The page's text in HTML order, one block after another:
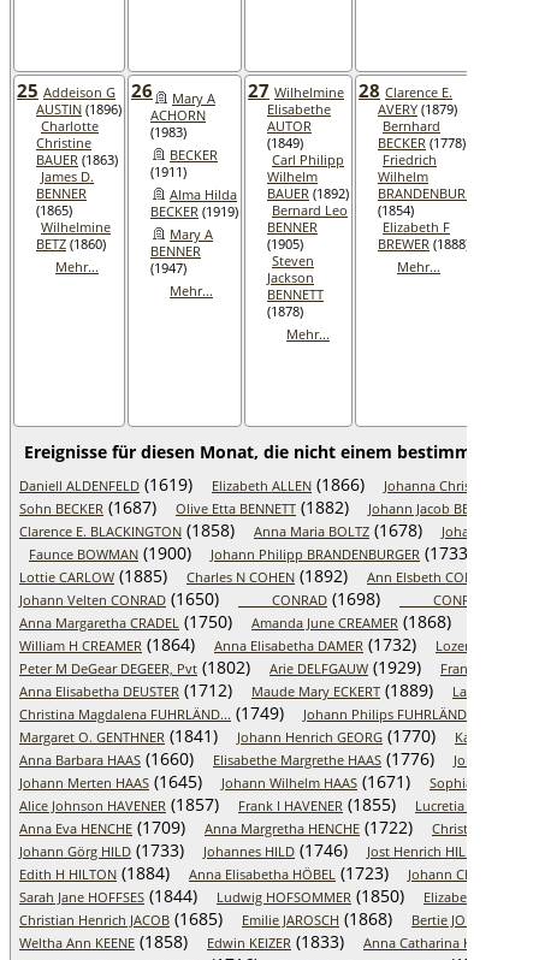
25 Addeison G
AUSTIN (1896)
Charlotte
Christine
BAUER (1863)
James D.
BENNER
(1865)
Wilhelmine
BETZ (1860)
Mehr...
26
Mary A
ACHORN
(1983)
BECKER
(1911)
Alma Hilda
BECKER (1919)
Mary A
BENNER
(1947)
Mehr...
27 Wilhelmine
Elisabethe
AUTOR
(1849)
Carl Philipp
Wilhelm
BAUER (1892)
Bernard Leo
BENNER
(1905)
Steven
Jackson
BENNETT
(1878)
Mehr...
28 Clarence E.
AVERY (1879)
Bernhard
BECKER (1778)
Friedrich
Wilhelm
BRANDENBUR...
(1854)
Elizabeth F
BREWER (1888)
Mehr...
Ereignisse für diesen Monat, die nicht einem bestimmten
Daniell ALDENFELD (1619) Elizabeth ALLEN (1866)
Johanna Christiana
Sohn BECKER (1687) Olive Etta BENNETT (1882) Johann Jacob BETZ
Clarence E. BLACKINGTON (1858) Anna Maria BOLTZ (1678)
Johannes
Faunce BOWMAN (1900) Johann Philipp BRANDENBURGER (1733)
Lottie CARLOW (1885) Charles N COHEN (1892) Ann Elsbeth CONRAD
Johann Velten CONRAD (1650) _____ CONRAD (1698) _____ CONRADT
Anna Margaretha CRADEL (1750) Amanda June CREAMER (1868)
William H CREAMER (1864) Anna Elisabetha DAMER (1732) Lozene M DAVIS
Peter M DeGear DEGEER, Pvt (1802) Arie DELFGAUW (1929)
Franz Joachim
Anna Elisabetha DEUSTER (1712) Maude Mary ECKERT (1889)
Lawrence
Christina Magdalena FUHRLÄND... (1749) Johann Philips FUHRLÄNDER
Margaret O. GENTHNER (1841) Johann Henrich GEORG (1770)
Katharine A
Anna Barbara HAAS (1660) Elisabethe Margrethe HAAS (1776)
Johann Jost
Johann Merten HAAS (1645) Johann Wilhelm HAAS (1671)
Sophia Christina
Alice Johnson HAVENER (1857) Frank I HAVENER (1855)
Lucretia "Kittie"
Anna Eva HENCHE (1709) Anna Margretha HENCHE (1722)
Christine
Johann Görg HILD (1733) Johannes HILD (1746) Jost Henrich HILD
Edith H HILTON (1884) Anna Elisabetha HÖBEL (1723)
Johann Christ HÖBEL
Sarah Jane HOFFSES (1844) Ludwig HOFSOMMER (1850)
Elizabeth J
Christian Henrich JACOB (1685) Emilie JAROSCH (1868) Bertie JONES
Weltha Ann KEENE (1858) Edwin KEIZER (1833) Anna Catharina KLEIN